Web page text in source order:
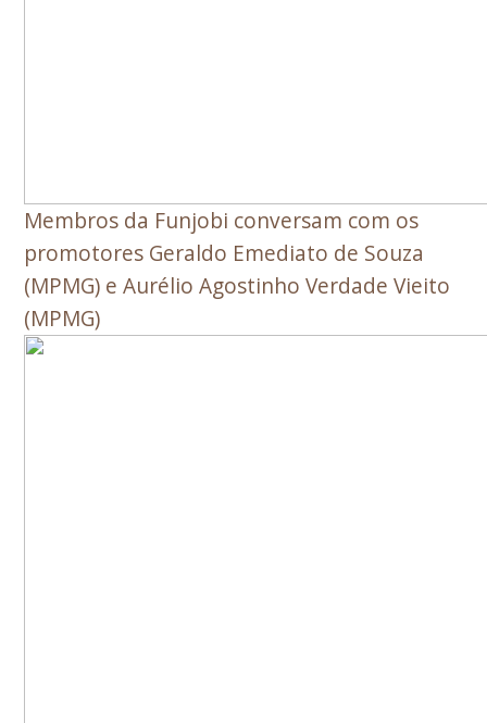
Membros da Funjobi conversam com os
promotores Geraldo Emediato de Souza
(MPMG) e Aurélio Agostinho Verdade Vieito
(MPMG)